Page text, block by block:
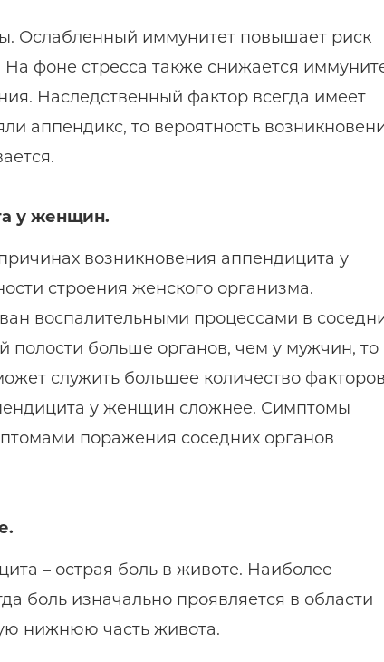
Ослабленный иммунитет повышает риск
фоне стресса также снижается
Наследственный фактор всегда имеет
аппендикс, то вероятность
у женщин.
возникновения аппендицита у
строения женского организма.
воспалительными процессами в
больше органов, чем у мужчин, то
служить большее количество
у женщин сложнее. Симптомы
поражения соседних органов
– острая боль в животе. Наиболее
боль изначально проявляется в области
нижнюю часть живота.